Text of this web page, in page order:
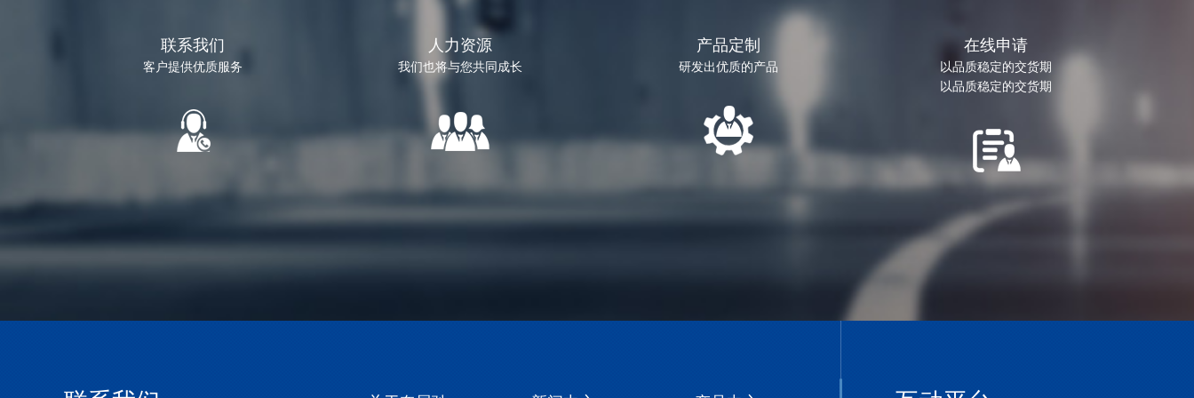
联系我们
客户提供优质服务
人力资源
我们也将与您共同成长
产品定制
研发出优质的产品
在线申请
以品质稳定的交货期
以品质稳定的交货期